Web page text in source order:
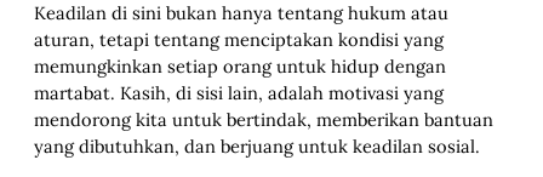
Keadilan di sini bukan hanya tentang hukum atau
aturan, tetapi tentang menciptakan kondisi yang
memungkinkan setiap orang untuk hidup dengan
martabat. Kasih, di sisi lain, adalah motivasi yang
mendorong kita untuk bertindak, memberikan bantuan
yang dibutuhkan, dan berjuang untuk keadilan sosial.